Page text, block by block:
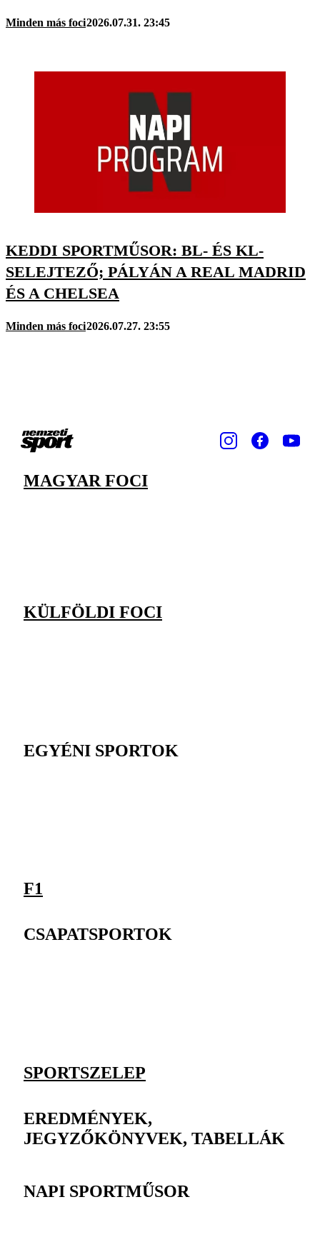
Minden más foci2026.07.31. 23:45
KEDDI SPORTMŰSOR: BL- ÉS KL-
SELEJTEZŐ; PÁLYÁN A REAL MADRID
ÉS A CHELSEA
Minden más foci2026.07.27. 23:55
MAGYAR FOCI
KÜLFÖLDI FOCI
EGYÉNI SPORTOK
F1
CSAPATSPORTOK
SPORTSZELEP
EREDMÉNYEK,
JEGYZŐKÖNYVEK, TABELLÁK
NAPI SPORTMŰSOR